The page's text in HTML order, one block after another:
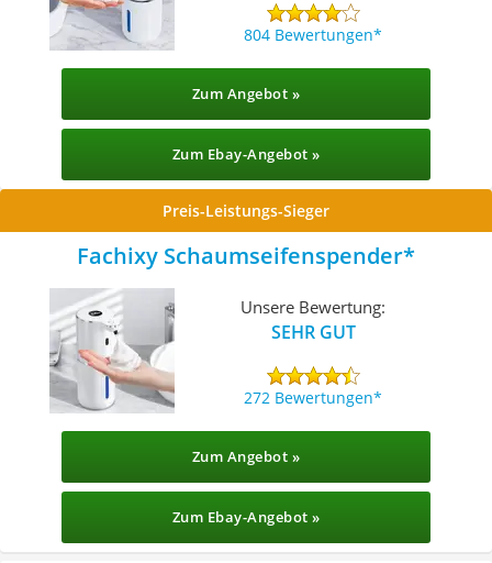
804 Bewertungen
Zum Angebot »
Zum Ebay-Angebot »
Preis-Leistungs-Sieger
Fachixy Schaumseifenspender
Unsere Bewertung:
SEHR GUT
272 Bewertungen
Zum Angebot »
Zum Ebay-Angebot »